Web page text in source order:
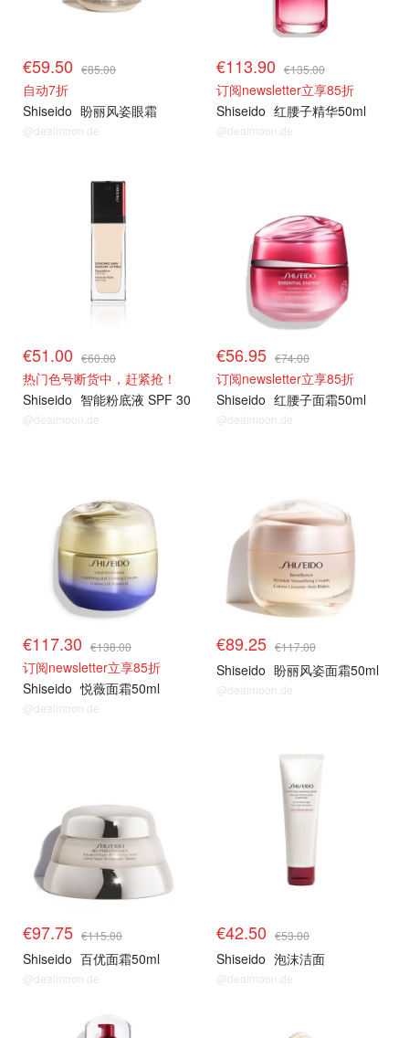
€59.50 €85.00
自动7折
Shiseido 盼丽风姿眼霜
@dealmoon.de
€113.90 €135.00
订阅newsletter立享85折
Shiseido 红腰子精华50ml
@dealmoon.de
€51.00 €60.00
热门色号断货中，赶紧抢！
Shiseido 智能粉底液 SPF 30
@dealmoon.de
€56.95 €74.00
订阅newsletter立享85折
Shiseido 红腰子面霜50ml
@dealmoon.de
€117.30 €138.00
订阅newsletter立享85折
Shiseido 悦薇面霜50ml
@dealmoon.de
€89.25 €117.00
Shiseido 盼丽风姿面霜50ml
@dealmoon.de
€97.75 €115.00
Shiseido 百优面霜50ml
@dealmoon.de
€42.50 €53.00
Shiseido 泡沫洁面
@dealmoon.de